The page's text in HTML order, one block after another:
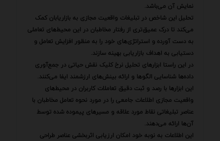
نمایش آن می‌باشد.
تحلیل این شاخص در تبلیغات واقعیت مجازی به بازاریابان کمک
می‌کند تا درک عمیق‌تری از رفتار مخاطبان در این محیط‌های تعاملی
به دست آورده و استراتژی‌های خود را به منظور افزایش تعامل و
دستیابی به اهداف بازاریابی بهینه سازند.
در این راستا ابزارهای تحلیل نرخ کلیک نقش حیاتی در جمع‌آوری
داده‌ها شناسایی الگوها و ارائه بینش‌های ارزشمند ایفا می‌کنند.
این ابزارها با رصد و ثبت دقیق تعاملات کاربران در محیط‌های
واقعیت مجازی اطلاعات جامعی را در مورد نحوه تعامل مخاطبان با
عناصر تبلیغاتی نقاط مورد علاقه و مسیرهای پیموده شده توسط
آن‌ها ارائه می‌دهند.
این اطلاعات به نوبه خود امکان ارزیابی اثربخشی عناصر طراحی